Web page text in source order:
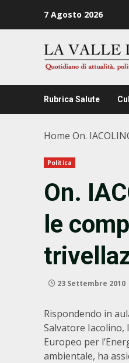
7 Agosto 2026
Rubrica Salute
Home On.
Politica
On.
le
23 Settembre 2010
Rispondendo in
Salvatore
Europeo per
ambientale, ha